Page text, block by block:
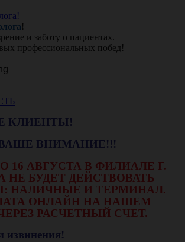
!
и заботу о пациентах.
профессиональных побед!
КЛИЕНТЫ!
ВНИМАНИЕ!!!
16 АВГУСТА В ФИЛИАЛЕ Г.
НЕ БУДЕТ ДЕЙСТВОВАТЬ
НАЛИЧНЫЕ И ТЕРМИНАЛ.
ОНЛАЙН НА НАШЕМ
РАСЧЕТНЫЙ СЧЕТ.
извинения!